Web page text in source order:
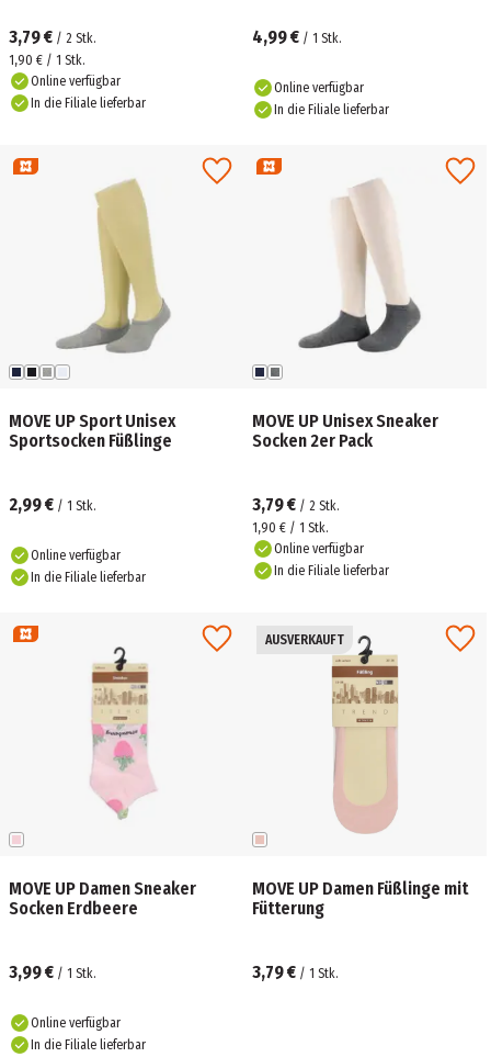
3,79 € / 2 Stk.
1,90 € / 1 Stk.
Online verfügbar
In die Filiale lieferbar
4,99 € / 1 Stk.
Online verfügbar
In die Filiale lieferbar
MOVE UP Sport Unisex
Sportsocken Füßlinge
2,99 € / 1 Stk.
Online verfügbar
In die Filiale lieferbar
MOVE UP Unisex Sneaker
Socken 2er Pack
3,79 € / 2 Stk.
1,90 € / 1 Stk.
Online verfügbar
In die Filiale lieferbar
MOVE UP Damen Sneaker
Socken Erdbeere
3,99 € / 1 Stk.
Online verfügbar
In die Filiale lieferbar
AUSVERKAUFT
MOVE UP Damen Füßlinge mit
Fütterung
3,79 € / 1 Stk.